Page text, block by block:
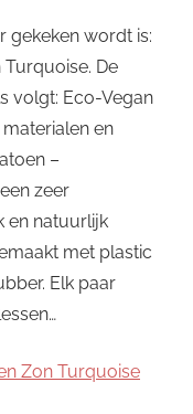
gekeken wordt is:
De
volgt: Eco-Vegan
en
–
zeer
en natuurlijk
met plastic
Elk paar
Zon Turquoise